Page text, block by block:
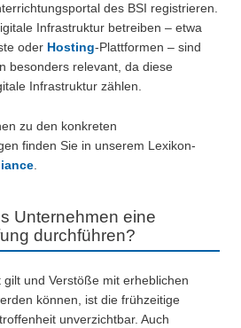
des BSI registrieren.
Infrastruktur betreiben – etwa
oder Hosting-Plattformen – sind
besonders relevant, da diese
Infrastruktur zählen.
zu den konkreten
finden Sie in unserem Lexikon-
.
Unternehmen eine
durchführen?
und Verstöße mit erheblichen
können, ist die frühzeitige
unverzichtbar. Auch